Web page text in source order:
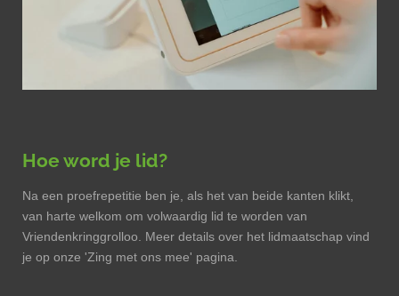
Hoe word je lid?
Na een proefrepetitie ben je, als het van beide kanten klikt,
van harte welkom om volwaardig lid te worden van
Vriendenkringgrolloo. Meer details over het lidmaatschap vind
je op onze 'Zing met ons mee' pagina.